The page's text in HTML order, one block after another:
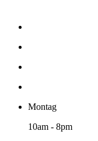
Montag
10am - 8pm